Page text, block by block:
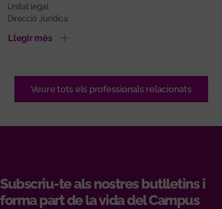
Unitat legal
Direcció Jurídica
Llegir més
Veure tots els professionals relacionats
Subscriu-te als nostres butlletins i
forma part de la vida del Campus